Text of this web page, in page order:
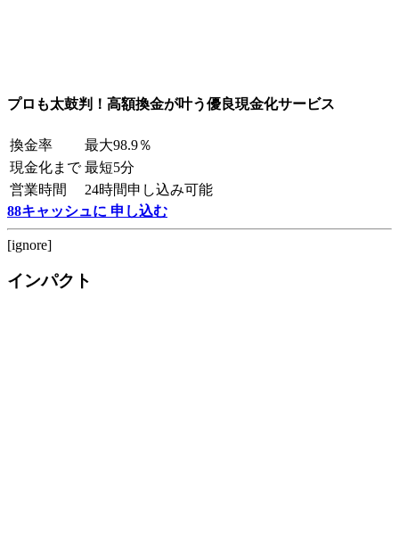
プロも太鼓判！高額換金が叶う優良現金化サービス
換金率
最大98.9％
現金化まで 最短5分
営業時間
24時間申し込み可能
88キャッシュに 申し込む
[ignore]
インパクト